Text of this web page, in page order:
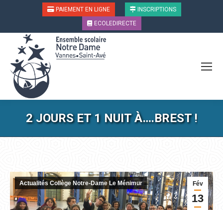
PAIEMENT EN LIGNE
INSCRIPTIONS
ECOLEDIRECTE
2 JOURS ET 1 NUIT À….BREST !
Fév
13
Actualités Collège Notre-Dame Le Ménimur